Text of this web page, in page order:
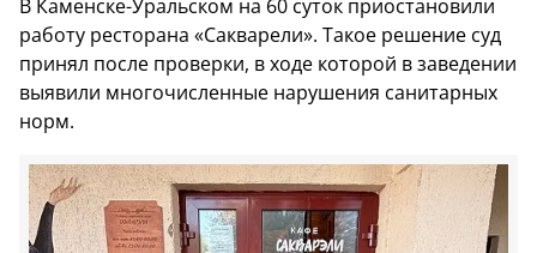
В Каменске-Уральском на 60 суток приостановили
работу ресторана «Сакварели». Такое решение суд
принял после проверки, в ходе которой в заведении
выявили многочисленные нарушения санитарных
норм.